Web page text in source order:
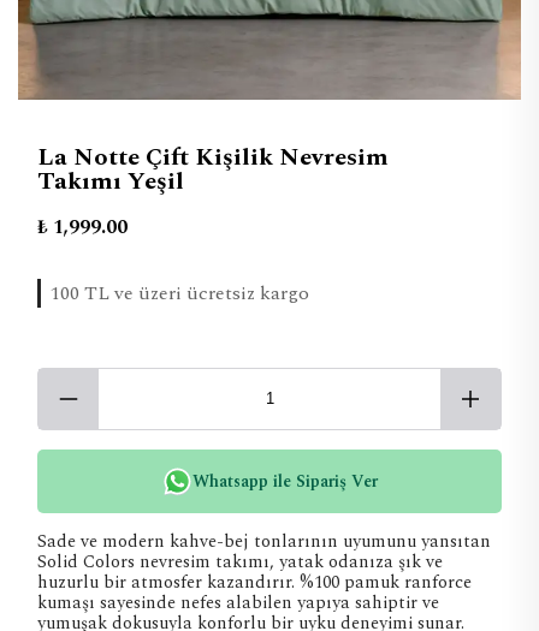
La Notte Çift Kişilik Nevresim
Takımı Yeşil
₺ 1,999.00
100 TL ve üzeri ücretsiz kargo
Whatsapp ile Sipariş Ver
Sade ve modern kahve-bej tonlarının uyumunu yansıtan
Solid Colors nevresim takımı, yatak odanıza şık ve
huzurlu bir atmosfer kazandırır. %100 pamuk ranforce
kumaşı sayesinde nefes alabilen yapıya sahiptir ve
yumuşak dokusuyla konforlu bir uyku deneyimi sunar.